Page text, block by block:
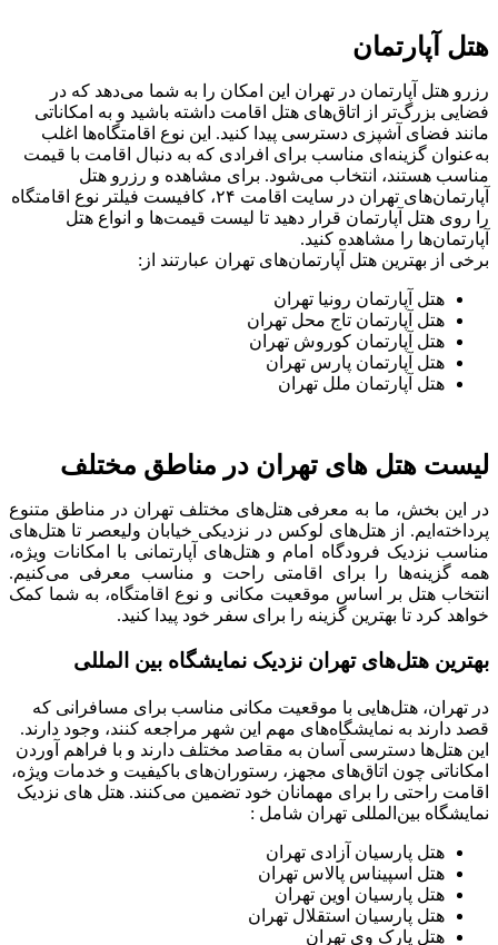
هتل آپارتمان‌
رزرو هتل آپارتمان در تهران این امکان را به شما می‌دهد که در
فضایی بزرگ‌تر از اتاق‌های هتل اقامت داشته باشید و به امکاناتی
مانند فضای آشپزی دسترسی پیدا کنید. این نوع اقامتگاه‌ها اغلب
به‌عنوان گزینه‌ای مناسب برای افرادی که به دنبال اقامت با قیمت
مناسب هستند، انتخاب می‌شود. برای مشاهده و رزرو هتل
آپارتمان‌های تهران در سایت اقامت ۲۴، کافیست فیلتر نوع اقامتگاه
را روی هتل آپارتمان قرار دهید تا لیست قیمت‌ها و انواع هتل
آپارتمان‌ها را مشاهده کنید.
برخی از بهترین هتل آپارتمان‌های تهران عبارتند از:
هتل آپارتمان رونیا تهران
هتل آپارتمان تاج محل تهران
هتل آپارتمان کوروش تهران
هتل آپارتمان پارس تهران
هتل آپارتمان ملل تهران
لیست هتل های تهران در مناطق مختلف
در این بخش، ما به معرفی هتل‌های مختلف تهران در مناطق متنوع
پرداخته‌ایم. از هتل‌های لوکس در نزدیکی خیابان ولیعصر تا هتل‌های
مناسب نزدیک فرودگاه امام و هتل‌های آپارتمانی با امکانات ویژه،
همه گزینه‌ها را برای اقامتی راحت و مناسب معرفی می‌کنیم.
انتخاب هتل بر اساس موقعیت مکانی و نوع اقامتگاه، به شما کمک
خواهد کرد تا بهترین گزینه را برای سفر خود پیدا کنید.
بهترین هتل‌های تهران نزدیک نمایشگاه بین المللی
در تهران، هتل‌هایی با موقعیت مکانی مناسب برای مسافرانی که
قصد دارند به نمایشگاه‌های مهم این شهر مراجعه کنند، وجود دارند.
این هتل‌ها دسترسی آسان به مقاصد مختلف دارند و با فراهم آوردن
امکاناتی چون اتاق‌های مجهز، رستوران‌های باکیفیت و خدمات ویژه،
اقامت راحتی را برای مهمانان خود تضمین می‌کنند. هتل‌ های نزدیک
نمایشگاه بین‌المللی تهران شامل :
هتل پارسیان آزادی تهران
هتل اسپیناس پالاس تهران
هتل پارسیان اوین تهران
هتل پارسیان استقلال تهران
هتل پارک وی تهران